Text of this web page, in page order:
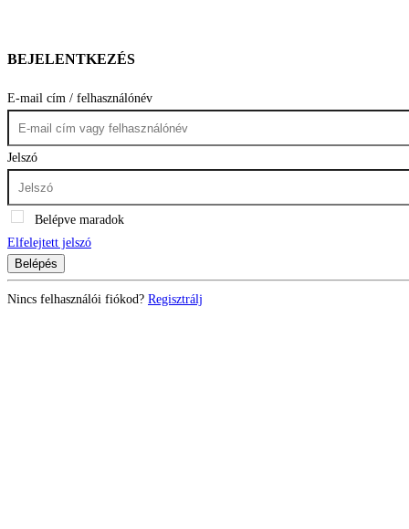
BEJELENTKEZÉS
E-mail cím / felhasználónév
Jelszó
Belépve maradok
Elfelejtett jelszó
Belépés
Nincs felhasználói fiókod? Regisztrálj